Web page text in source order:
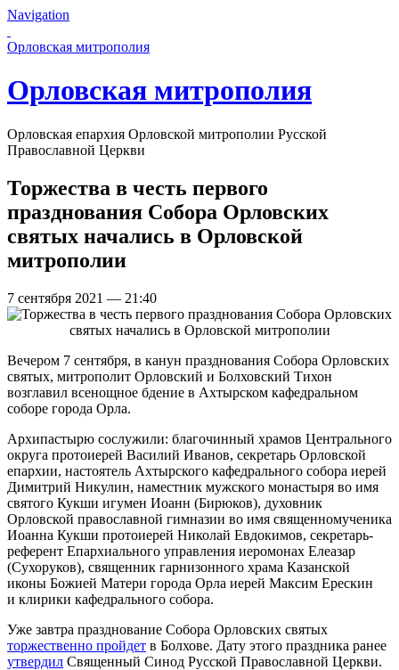
Navigation
Орловская митрополия
Орловская митрополия
Орловская епархия Орловской митрополии Русской
Православной Церкви
Торжества в честь первого
празднования Собора Орловских
святых начались в Орловской
митрополии
7 сентября 2021 — 21:40
Вечером 7 сентября, в канун празднования Собора Орловских
святых, митрополит Орловский и Болховский Тихон
возглавил всенощное бдение в Ахтырском кафедральном
соборе города Орла.
Архипастырю сослужили: благочинный храмов Центрального
округа протоиерей Василий Иванов, секретарь Орловской
епархии, настоятель Ахтырского кафедрального собора иерей
Димитрий Никулин, наместник мужского монастыря во имя
святого Кукши игумен Иоанн (Бирюков), духовник
Орловской православной гимназии во имя священномученика
Иоанна Кукши протоиерей Николай Евдокимов, секретарь-
референт Епархиального управления иеромонах Елеазар
(Сухоруков), священник гарнизонного храма Казанской
иконы Божией Матери города Орла иерей Максим Ерескин
и клирики кафедрального собора.
Уже завтра празднование Собора Орловских святых
торжественно пройдет в Болхове. Дату этого праздника ранее
утвердил Священный Синод Русской Православной Церкви.